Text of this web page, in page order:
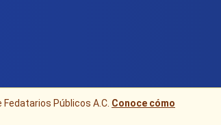
Públicos A.C. Conoce cómo